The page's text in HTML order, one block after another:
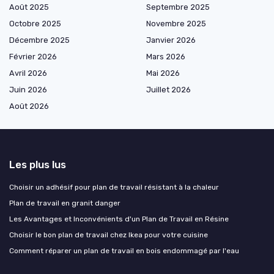
Août 2025
Septembre 2025
Octobre 2025
Novembre 2025
Décembre 2025
Janvier 2026
Février 2026
Mars 2026
Avril 2026
Mai 2026
Juin 2026
Juillet 2026
Août 2026
Les plus lus
Choisir un adhésif pour plan de travail résistant à la chaleur
Plan de travail en granit danger
Les Avantages et Inconvénients d'un Plan de Travail en Résine
Choisir le bon plan de travail chez Ikea pour votre cuisine
Comment réparer un plan de travail en bois endommagé par l'eau